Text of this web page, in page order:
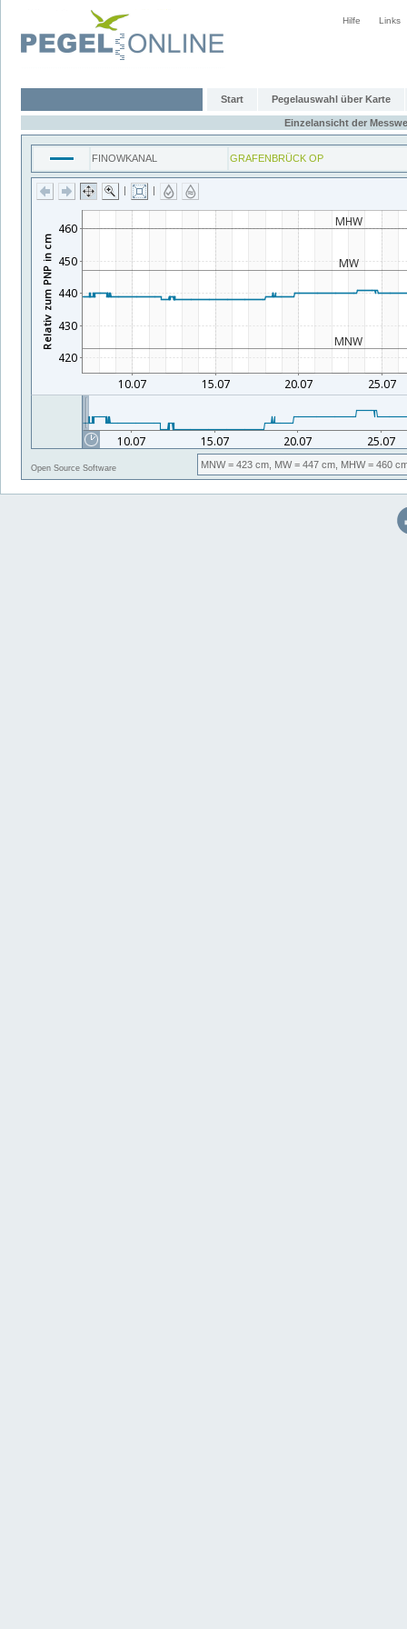
Hilfe Links
Start Pegelauswahl über Karte
Einzelansicht der
FINOWKANAL GRAFENBRÜCK OP
| |
Open Source Software MNW= 423 cm, MW= 447 cm, MHW= 460